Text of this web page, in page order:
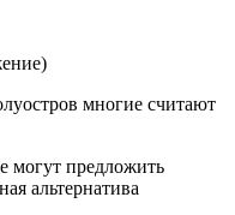
многие считают
могут предложить
альтернатива